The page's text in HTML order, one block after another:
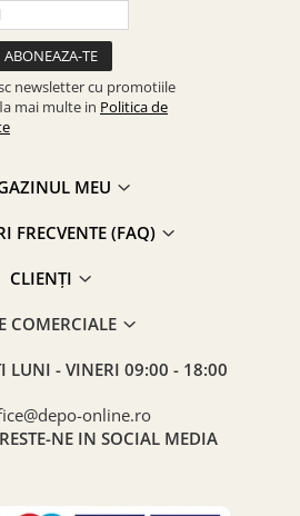
newsletter cu promotiile
mai multe in Politica de
MEU
FRECVENTE (FAQ)
CLIENȚI
COMERCIALE
LUNI - VINERI 09:00 - 18:00
online.ro
NE IN SOCIAL MEDIA